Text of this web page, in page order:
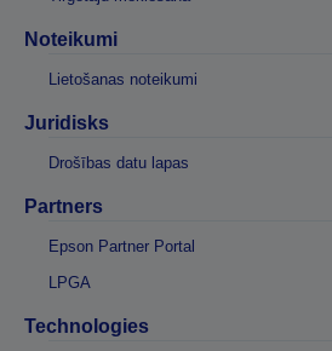
Noteikumi
Lietošanas noteikumi
Juridisks
Drošības datu lapas
Partners
Epson Partner Portal
LPGA
Technologies